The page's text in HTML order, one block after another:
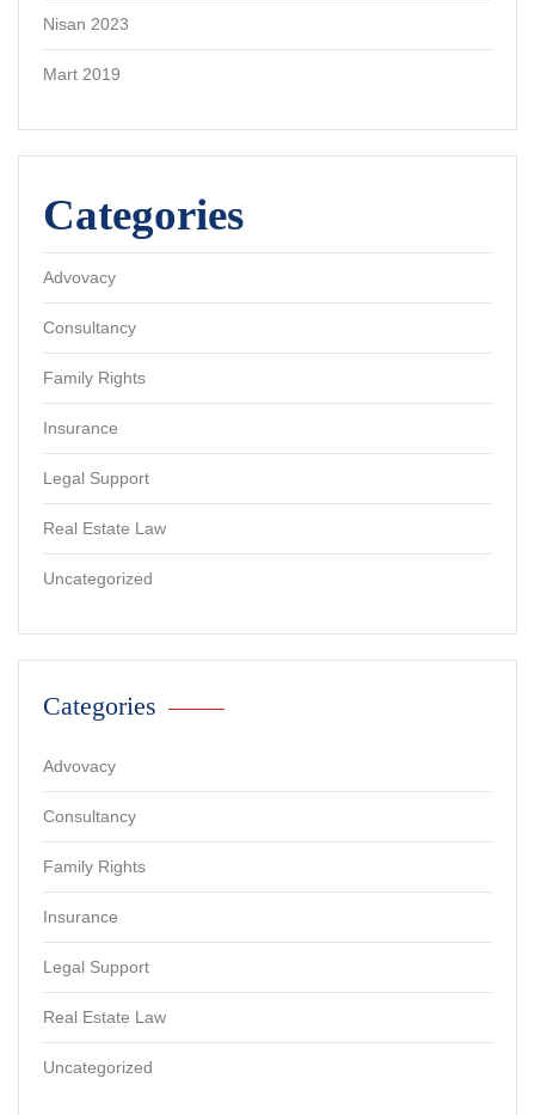
Nisan 2023
Mart 2019
Categories
Advovacy
Consultancy
Family Rights
Insurance
Legal Support
Real Estate Law
Uncategorized
Categories
Advovacy
Consultancy
Family Rights
Insurance
Legal Support
Real Estate Law
Uncategorized